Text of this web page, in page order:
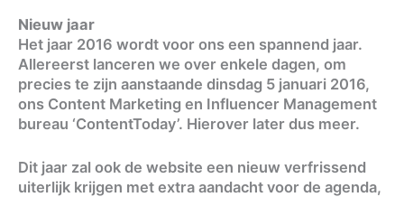
Nieuw jaar
Het jaar 2016 wordt voor ons een spannend jaar.
Allereerst lanceren we over enkele dagen, om
precies te zijn aanstaande dinsdag 5 januari 2016,
ons Content Marketing en Influencer Management
bureau ‘ContentToday’. Hierover later dus meer.
Dit jaar zal ook de website een nieuw verfrissend
uiterlijk krijgen met extra aandacht voor de agenda,